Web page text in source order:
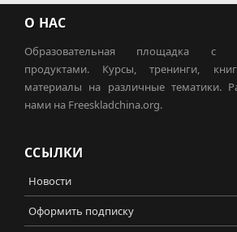
О НАС
Образовательная площадка с
продуктами. Курсы, тренинги,
материалы на различные тематики.
нами на Freeskladchina.org.
ССЫЛКИ
Новости
Оформить подписку